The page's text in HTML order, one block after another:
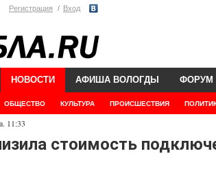
Регистрация Вход
НОВОСТИ
ОБЩЕСТВО КУЛЬТУРА ПРОИСШЕСТВИЯ
АФИША ВОЛОГДЫ ФОРУМ
11:33
стоимость